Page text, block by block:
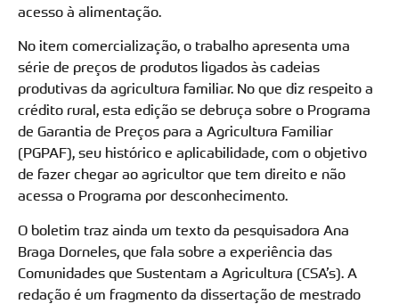
acesso à alimentação.
No item comercialização, o trabalho apresenta uma
série de preços de produtos ligados às cadeias
produtivas da agricultura familiar. No que diz respeito a
crédito rural, esta edição se debruça sobre o Programa
de Garantia de Preços para a Agricultura Familiar
(PGPAF), seu histórico e aplicabilidade, com o objetivo
de fazer chegar ao agricultor que tem direito e não
acessa o Programa por desconhecimento.
O boletim traz ainda um texto da pesquisadora Ana
Braga Dorneles, que fala sobre a experiência das
Comunidades que Sustentam a Agricultura (CSA’s). A
redação é um fragmento da dissertação de mestrado